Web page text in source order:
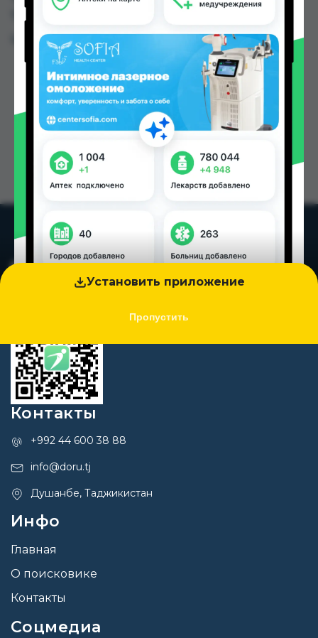
Установить приложение
Пропустить
Цена: от
15.00 TJS
Контакты
+992 44 600 38 88
info@doru.tj
Душанбе, Таджикистан
Инфо
Главная
О поисковике
Контакты
Соцмедиа